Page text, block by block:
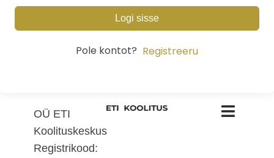
Logi sisse
Pole kontot? Registreeru
OÜ ETI
Koolituskeskus
Registrikood: